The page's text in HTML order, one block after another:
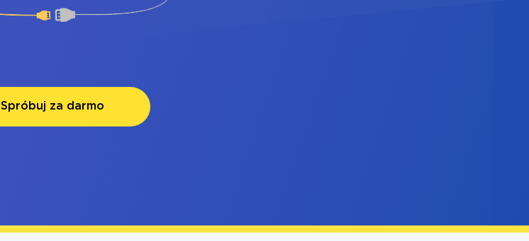
Spróbuj za darmo